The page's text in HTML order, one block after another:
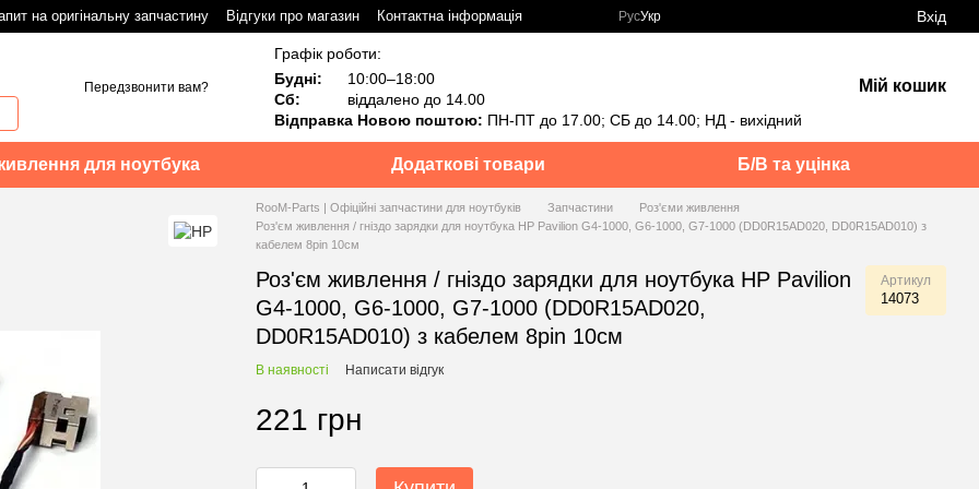
на оригінальну запчастину Відгуки про магазин Контактна інформація РусУкр Вхід
Передзвонити вам?
Графік роботи:
Будні:
10:00–18:00
Сб:
віддалено до 14.00
Відправка Новою поштою: ПН-ПТ до 17.00; СБ до 14.00; НД - вихідний
Мій кошик
для ноутбука Додаткові товари Б/В та уцінка
RooM-Parts | Офіційні запчастини для ноутбуків Запчастини
Роз'єми живлення
Роз'єм живлення / гніздо зарядки для ноутбука HP Pavilion G4-1000, G6-1000, G7-1000 (DD0R15AD020, DD0R15AD010) з
кабелем 8pin 10см
Роз'єм живлення / гніздо зарядки для ноутбука HP Pavilion
G4-1000, G6-1000, G7-1000 (DD0R15AD020,
DD0R15AD010) з кабелем 8pin 10см
Артикул
14073
В наявності Написати відгук
221 грн